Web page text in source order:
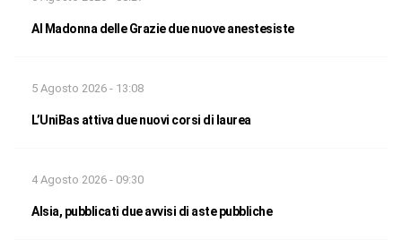
Al Madonna delle Grazie due nuove anestesiste
5 Agosto 2026 - 13:08
L’UniBas attiva due nuovi corsi di laurea
4 Agosto 2026 - 09:30
Alsia, pubblicati due avvisi di aste pubbliche